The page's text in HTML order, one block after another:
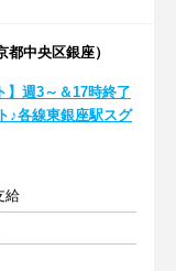
中央区銀座）
】週3～＆17時終了
♪各線東銀座駅スグ
給